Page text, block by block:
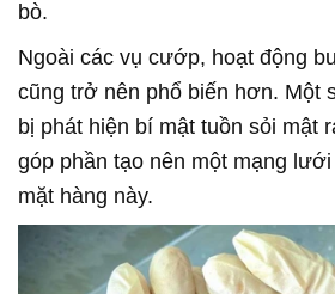
bò.
Ngoài các vụ cướp, hoạt động
cũng trở nên phổ biến hơn. Một
bị phát hiện bí mật tuồn sỏi mật
góp phần tạo nên một mạng
mặt hàng này.